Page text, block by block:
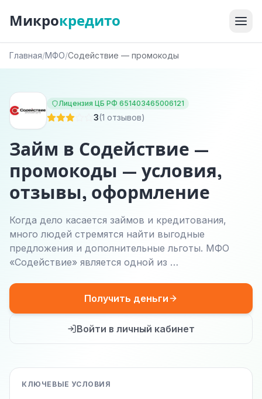
Микрокредито
Главная/МФО/Содействие — промокоды
Лицензия ЦБ РФ 651403465006121
3(1 отзывов)
Займ в Содействие —
промокоды — условия,
отзывы, оформление
Когда дело касается займов и кредитования,
много людей стремятся найти выгодные
предложения и дополнительные льготы. МФО
«Содействие» является одной из …
Получить деньги
Войти в личный кабинет
КЛЮЧЕВЫЕ УСЛОВИЯ